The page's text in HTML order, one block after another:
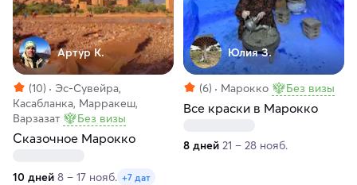
Артур К.
(10)
Эс-Сувейра,
Касабланка, Марракеш,
Варзазат
Без визы
Сказочное Марокко
10 дней 8 – 17 нояб. +7 дат
Юлия З.
(6) Марокко Без визы
Все краски в Марокко
8 дней 21 – 28 нояб.